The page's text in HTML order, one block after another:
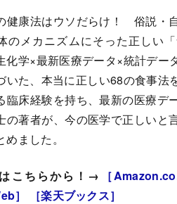
健康法はウソだらけ！ 俗説・
のメカニズムにそった正しい
学×最新医療データ×統計デー
いた、本当に正しい68の食事
臨床経験を持ち、最新の医療デ
の著者が、今の医学で正しいと
ました。
こちらから！→ ［
］
［楽天ブックス］